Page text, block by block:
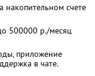
накопительном счете
500000 р./месяц
приложение
в чате.